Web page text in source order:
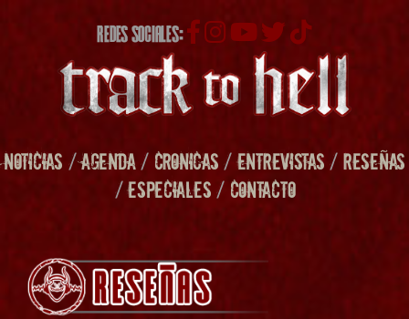
REDES SOCIALES:
NOTICIAS /AGENDA/ CRONICAS/ENTREVISTAS/RESEÑAS
/ESPECIALES/CONTACTO